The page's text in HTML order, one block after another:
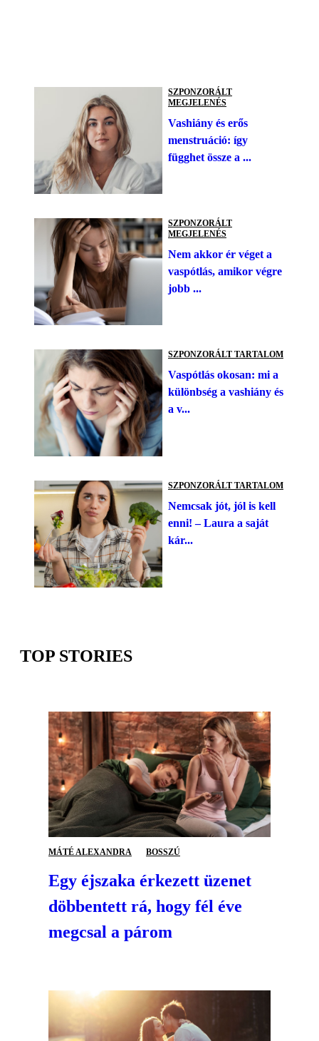
SZPONZORÁLT
MEGJELENÉS
Vashiány és erős
menstruáció: így
függhet össze a ...
SZPONZORÁLT
MEGJELENÉS
Nem akkor ér véget a
vaspótlás, amikor végre
jobb ...
SZPONZORÁLT TARTALOM
Vaspótlás okosan: mi a
különbség a vashiány és
a v...
SZPONZORÁLT TARTALOM
Nemcsak jót, jól is kell
enni! – Laura a saját
kár...
TOP STORIES
MÁTÉ ALEXANDRA BOSSZÚ
Egy éjszaka érkezett üzenet
döbbentett rá, hogy fél éve
megcsal a párom